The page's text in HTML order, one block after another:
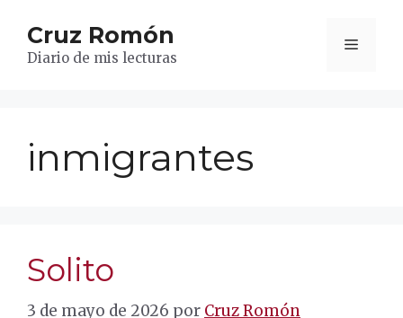
contenido
Cruz Romón
Diario de mis lecturas
Menú
inmigrantes
Solito
3 de mayo de 2026 por Cruz Romón